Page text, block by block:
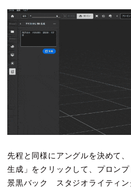
先程と同様にアングルを決めて
生成」をクリックして、プロ
景黒バック スタジオライティ